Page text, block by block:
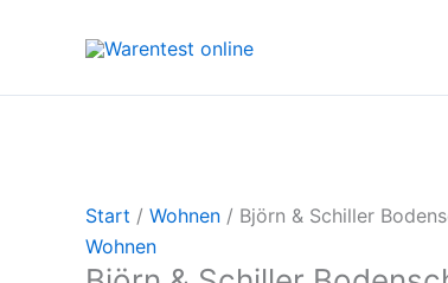
Start / Wohnen / Björn & Schiller
Wohnen